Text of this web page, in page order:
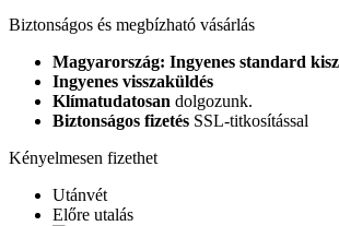
Biztonságos és megbízható vásárlás
Magyarország: Ingyenes standard
Ingyenes visszaküldés
Klímatudatosan dolgozunk.
Biztonságos fizetés SSL-titkosítással
Kényelmesen fizethet
Utánvét
Előre utalás